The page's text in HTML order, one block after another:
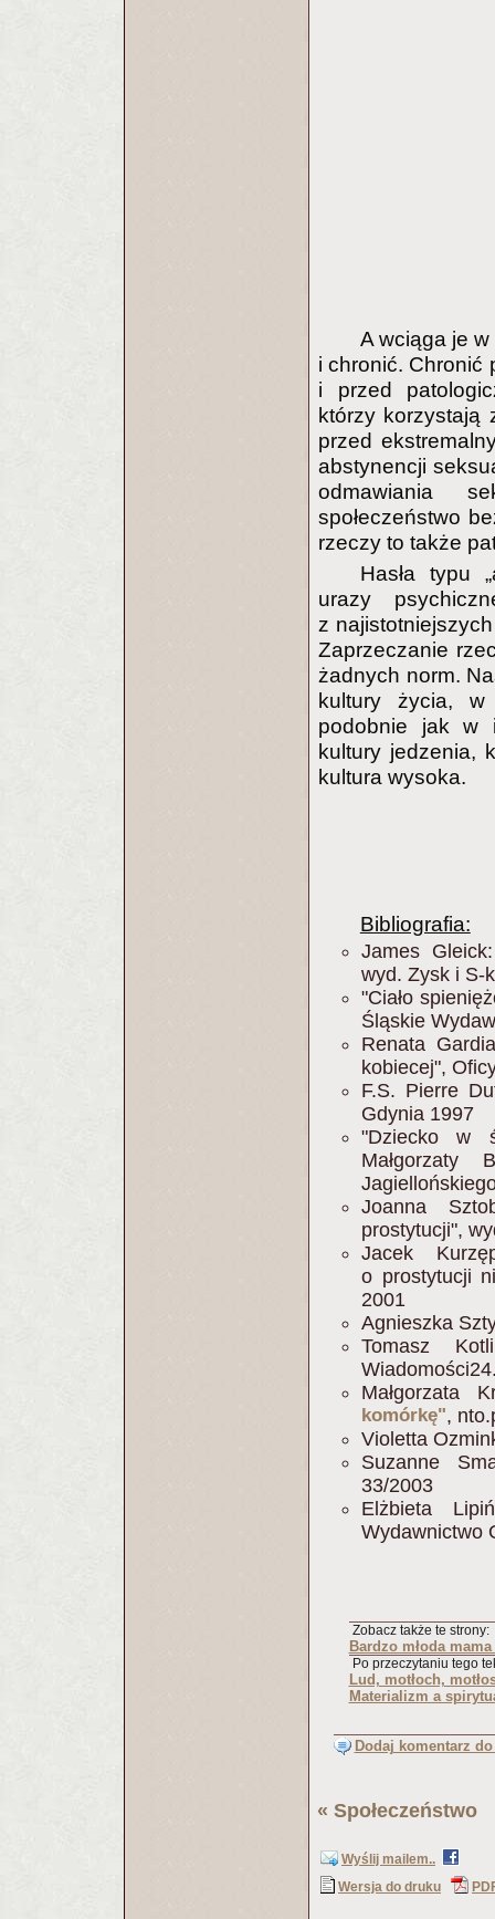
A wciąga je
i chronić. Chronić
i przed
którzy korzystają
przed
abstynencji
odmawiania
społeczeństwo
rzeczy to także
Hasła typu
urazy
z
Zaprzeczanie
żadnych norm.
kultury życia,
podobnie jak w
kultury jedzenia,
kultura wysoka.
Bibliografia:
James
wyd. Zysk i S-
"Ciało
Śląskie
Renata
kobiecej",
F.S. Pierre
Gdynia 1997
"Dziecko w
Małgorzaty
Joanna
prostytucji",
Jacek
o prostytucji
2001
Agnieszka
Tomasz
Małgorzata
komórkę",
Violetta
Suzanne
33/2003
Elżbieta
Wydawnictwo
Zobacz także te strony:
Bardzo młoda
Po przeczytaniu tego
Lud, motłoch,
Materializm a
Dodaj komentarz
« Społeczeństwo
Wyślij mailem..
Wersja do druku